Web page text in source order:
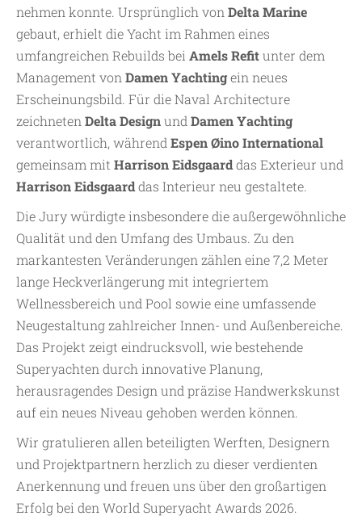
nehmen konnte. Ursprünglich vonDelta Marine
gebaut, erhielt die Yacht im Rahmen eines
umfangreichen Rebuilds bei Amels Refitunter dem
Management vonDamen Yachtingein neues
Erscheinungsbild. Für die Naval Architecture
zeichnetenDelta DesignundDamen Yachting
verantwortlich, währendEspen Øino International
gemeinsam mit Harrison Eidsgaarddas Exterieur und
Harrison Eidsgaarddas Interieur neu gestaltete.
Die Jury würdigte insbesondere die außergewöhnliche
Qualität und den Umfang des Umbaus. Zu den
markantesten Veränderungen zählen eine 7,2 Meter
lange Heckverlängerung mit integriertem
Wellnessbereich und Pool sowie eine umfassende
Neugestaltung zahlreicher Innen- und Außenbereiche.
Das Projekt zeigt eindrucksvoll, wie bestehende
Superyachten durch innovative Planung,
herausragendes Design und präzise Handwerkskunst
auf ein neues Niveau gehoben werden können.
Wir gratulieren allen beteiligten Werften, Designern
und Projektpartnern herzlich zu dieser verdienten
Anerkennung und freuen uns über den großartigen
Erfolg bei den World Superyacht Awards 2026.